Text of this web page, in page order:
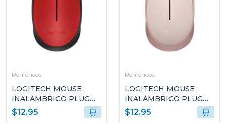
Periféricos
LOGITECH MOUSE
INALAMBRICO PLUG
AND PLAY ROJO M170
$12.95
Periféricos
LOGITECH MOUSE
INALAMBRICO PLUG
AND PLAY ROSADO
M170
$12.95